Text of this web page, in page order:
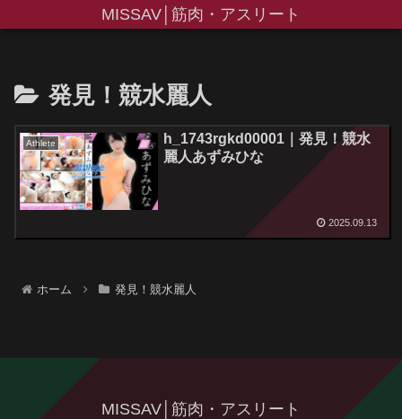
MISSAV│筋肉・アスリート
発見！競水麗人
Athlete
h_1743rgkd00001｜発見！競水
麗人あずみひな
2025.09.13
ホーム 発見！競水麗人
MISSAV│筋肉・アスリート